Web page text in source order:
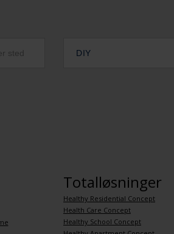
DIY
Totalløsninger
Healthy Residential Concept
Health Care Concept
Healthy School Concept